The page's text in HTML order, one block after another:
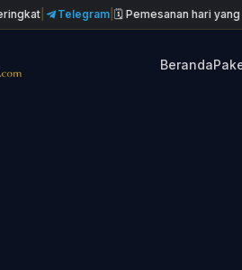
Telegram|🗓 Pemesanan hari yang sama|
Beranda